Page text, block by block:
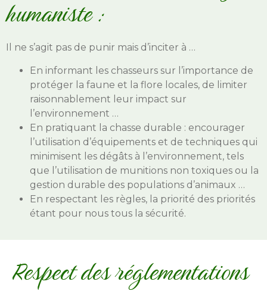
humaniste :
Il ne s’agit pas de punir mais d’inciter à …
En informant les chasseurs sur l’importance de
protéger la faune et la flore locales, de limiter
raisonnablement leur impact sur
l’environnement …
En pratiquant la chasse durable​ : encourager
l’utilisation d’équipements et de techniques qui
minimisent les dégâts à l’environnement, tels
que l’utilisation de munitions non toxiques ou la
gestion durable des populations d’animaux …
En respectant les règles, la priorité des priorités
étant pour nous tous la sécurité.
Respect des réglementations